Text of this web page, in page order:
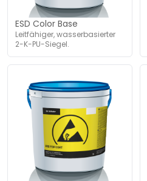
ESD Color Base
Leitfähiger, wasserbasierter
2-K-PU-Siegel.